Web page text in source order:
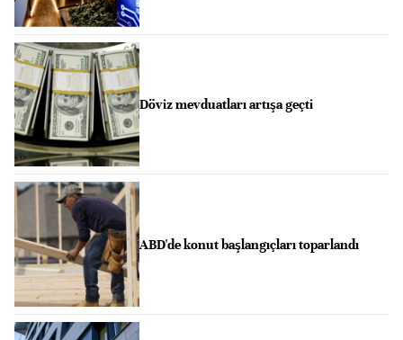
Döviz mevduatları artışa geçti
ABD'de konut başlangıçları toparlandı